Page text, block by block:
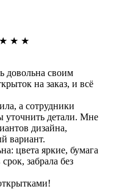
★ ★ ★
довольна своим
на заказ, и всё
а сотрудники
уточнить детали. Мне
дизайна,
вариант.
цвета яркие, бумага
забрала без